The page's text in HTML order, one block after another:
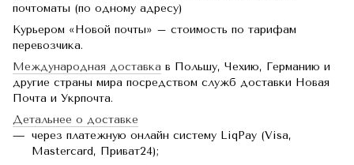
почтоматы (по одному адресу)
Курьером «Новой почты» – стоимость по тарифам
перевозчика.
Международная доставка в Польшу, Чехию, Германию и
другие страны мира посредством служб доставки Новая
Почта и Укрпочта.
Детальнее о доставке
через платежную онлайн систему LiqPay (Visa,
Mastercard, Приват24);